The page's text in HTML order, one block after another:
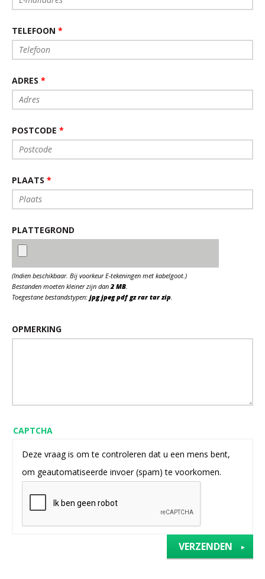
TELEFOON *
ADRES *
POSTCODE *
PLAATS *
PLATTEGROND
(Indien beschikbaar. Bij voorkeur E-tekeningen met kabelgoot.)
Bestanden moeten kleiner zijn dan2 MB.
Toegestane bestandstypen: jpg jpeg pdf gz rar tar zip.
OPMERKING
CAPTCHA
Deze vraag is om te controleren dat u een mens bent,
om geautomatiseerde invoer (spam) te voorkomen.